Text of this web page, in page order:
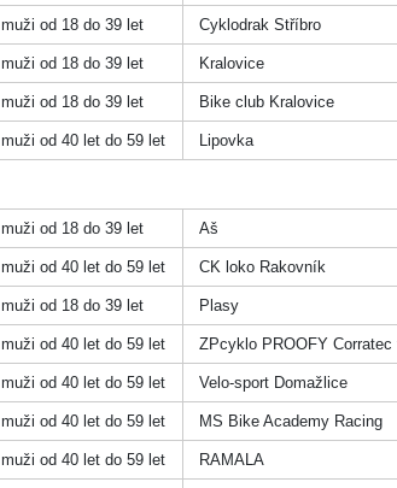
muži od 18 do 39 let Cyklodrak Stříbro
muži od 18 do 39 let Kralovice
muži od 18 do 39 let Bike club Kralovice
muži od 40 let do 59 let Lipovka
muži od 18 do 39 let Aš
muži od 40 let do 59 let CK loko Rakovník
muži od 18 do 39 let Plasy
muži od 40 let do 59 let ZPcyklo PROOFY Corratec
muži od 40 let do 59 let Velo-sport Domažlice
muži od 40 let do 59 let MS Bike Academy Racing
muži od 40 let do 59 let RAMALA